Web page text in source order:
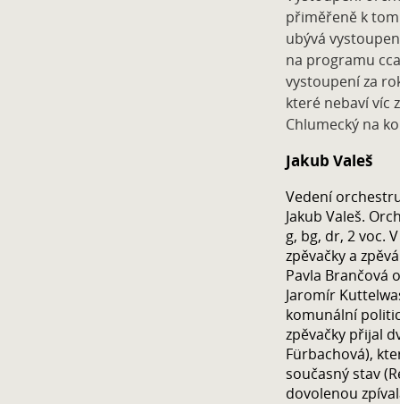
přiměřeně k
ubývá
na programu
vystoupení za
které nebaví víc
Chlumecký na
Jakub Valeš
Vedení
Jakub Valeš.
g, bg, dr, 2 voc.
zpěvačky a
Pavla Brančová
Jaromír
komunální
zpěvačky přijal
Fürbachová),
současný stav
dovolenou